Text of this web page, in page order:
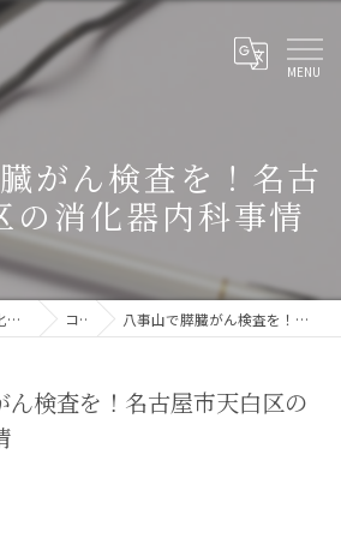
がん検査を！名古
の消化器内科事情
愛知県名古屋市の消化器内科ならばんのクリニック コラム 八事山で膵臓がん検査を！名古屋市天白区の消化器内科事情
ん検査を！名古屋市天白区の